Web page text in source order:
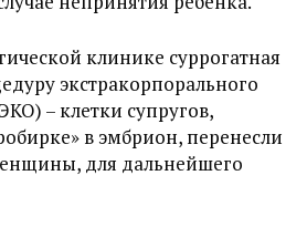
клинике суррогатная
экстракорпорального
– клетки супругов,
в эмбрион, перенесли
для дальнейшего